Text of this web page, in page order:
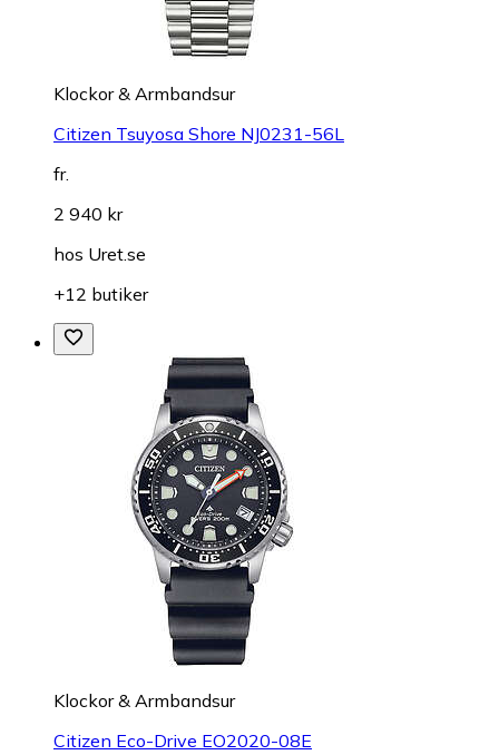
Klockor & Armbandsur
Citizen Tsuyosa Shore NJ0231-56L
fr.
2 940 kr
hos Uret.se
+12 butiker
Klockor & Armbandsur
Citizen Eco-Drive EO2020-08E